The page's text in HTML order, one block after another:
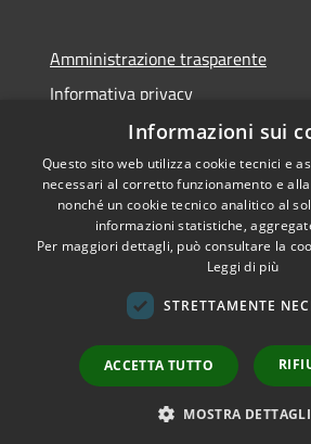
Amministrazione trasparente
Informativa privacy
Dichiarazione di accessibilità
Whistleblowing - segnalazione
Informazioni sui
Questo sito web utilizza cookie tecnici e
necessari al corretto funzionamento e
nonché un cookie tecnico analitico al
informazioni statistiche,
Per maggiori dettagli, può consultare la
Leggi di più
STRETTAMENTE
ACCETTA TUTTO
MOSTRA DETTAGLI